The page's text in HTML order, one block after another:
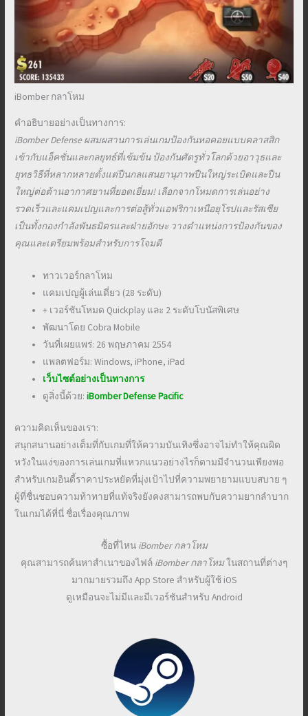
iBomber กลาโหม
คำอธิบายอย่างเป็นทางการ:
iBomber Defense ผสมผสานการเล่นเกมป้องกันหอคอยแบบคลาสสิก
เข้ากับแอ็คชั่นและกลยุทธ์ที่เข้มข้น ป้องกันศัตรูทั่วโลกด้วยอาวุธและ
ยุทธวิธีที่หลากหลายตั้งแต่ปืนกลแสนยานุภาพปืนใหญ่ระเบิดและปืน
ใหญ่ต่อต้านอากาศยานที่ยอดเยี่ยม! เลือกจากโหมดการเล่นอย่าง
รวดเร็วและแคมเปญและการต่อสู้ทั่วแอฟริกาเหนือยุโรปและรัสเซีย
เป็นทั้งกองกำลังพันธมิตรและฝ่ายอักษะ วางตำแหน่งการป้องกันของ
คุณและเตรียมพร้อมสำหรับการโจมตี
ทาวเวอร์กลาโหม
แคมเปญผู้เล่นเดี่ยว (28 ระดับ)
+ เวอร์ชันโหมด Quickplay และ 2 ระดับโบนัสพิเศษ
พัฒนาโดย Cobra Mobile
วันที่เผยแพร่: 26 พฤษภาคม 2554
แพลตฟอร์ม: Windows, iPhone, iPad
เว็บไซต์อย่างเป็นทางการ
ดูสิ่งนี้ด้วย:iBomber Defense Pacific
ความคิดเห็นของเรา:
สนุกสนานอย่างเต็มที่กับเกมที่ให้ความบันเทิงซึ่งอาจไม่ทำให้คุณผิด
หวังในแง่ของการเล่นเกมที่แหวกแนวอย่างไรก็ตามมีจำนวนเพียงพอ
สำหรับเกมอินดี้ราคาประหยัดที่มุ่งเป้าไปที่ความพยายามแบบสบาย ๆ
ผู้ที่ชื่นชอบความท้าทายที่แท้จริงยังคงสามารถพบกับความยากลำบาก
ในเกมได้ที่นี่ ชื่อเรื่องคุณภาพ
ซื้อที่ไหนiBomber กลาโหม
คุณสามารถค้นหาสำเนาของไฟล์ iBomber กลาโหมในสถานที่ต่างๆ
มากมายรวมถึง App Store สำหรับผู้ใช้ iOS
ดูเหมือนจะไม่มีและมีเวอร์ชันสำหรับ Android